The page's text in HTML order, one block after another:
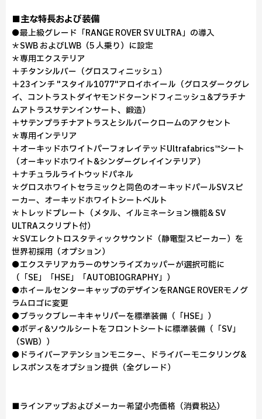
■主な特長および装備
●最上級グレード「RANGE ROVER SV ULTRA」の導入
＊SWB およびLWB（5 人乗り）に設定
＊専用エクステリア
＋チタンシルバー（グロスフィニッシュ）
＋23インチ "スタイル1077"アロイホイール（グロスダークグレ
イ、コントラストダイヤモンドターンドフィニッシュ&プラチナ
ムアトラスサテンインサート、鍛造）
＋サテンプラチナアトラスとシルバークロームのアクセント
＊専用インテリア
＋オーキッドホワイトパーフォレイテッドUltrafabrics™シート
（オーキッドホワイト&シンダーグレイインテリア）
＋ナチュラルライトウッドパネル
＊グロスホワイトセラミックと同色のオーキッドパールSVスピ
ーカー、オーキッドホワイトシートベルト
＊トレッドプレート（メタル、イルミネーション機能& SV
ULTRAスクリプト付）
＊SVエレクトロスタティックサウンド（静電型スピーカー）を
世界初採用（オプション）
●エクステリアカラーのサンライズカッパーが選択可能に
（「SE」「HSE」「AUTOBIOGRAPHY」）
●ホイールセンターキャップのデザインをRANGE ROVERモノグ
ラムロゴに変更
●ブラックブレーキキャリパーを標準装備（「HSE」）
●ボディ&ソウルシートをフロントシートに標準装備（「SV」
（SWB））
●ドライバーアテンションモニター、ドライバーモニタリング&
レスポンスをオプション提供（全グレード）
■ラインアップおよびメーカー希望小売価格（消費税込）